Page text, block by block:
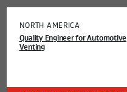
NORTH AMERICA
Quality Engineer for Automotive
Venting